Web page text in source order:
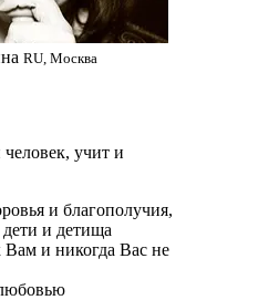
RU, Москва
учит и
и благополучия,
и детища
Вам и никогда Вас не